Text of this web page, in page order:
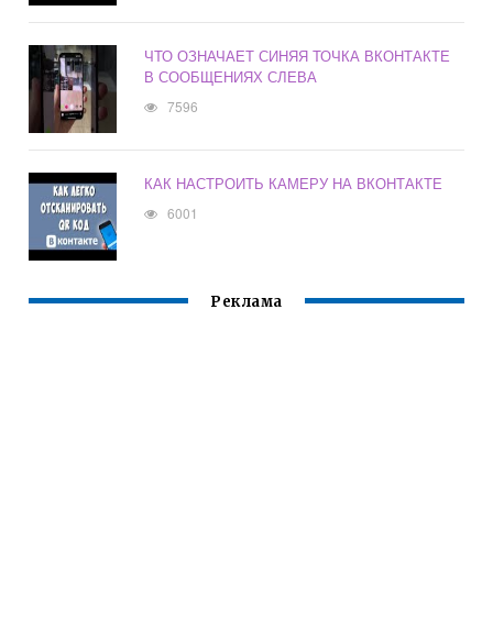
ЧТО ОЗНАЧАЕТ СИНЯЯ ТОЧКА ВКОНТАКТЕ
В СООБЩЕНИЯХ СЛЕВА
7596
КАК НАСТРОИТЬ КАМЕРУ НА ВКОНТАКТЕ
6001
Реклама